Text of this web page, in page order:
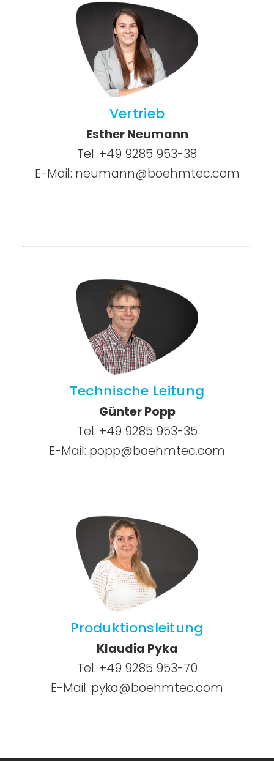
Vertrieb
Esther Neumann
Tel. +49 9285 953-38
E-Mail: neumann@boehmtec.com
Technische Leitung
Günter Popp
Tel. +49 9285 953-35
E-Mail: popp@boehmtec.com
Produktionsleitung
Klaudia Pyka
Tel. +49 9285 953-70
E-Mail: pyka@boehmtec.com